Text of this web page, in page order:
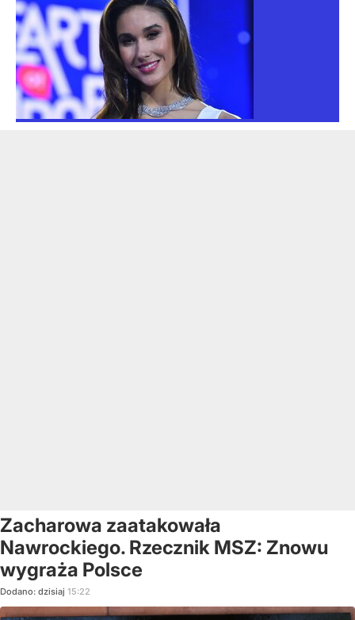
Zacharowa zaatakowała
Nawrockiego. Rzecznik MSZ: Znowu
wygraża Polsce
Dodano: dzisiaj 15:22